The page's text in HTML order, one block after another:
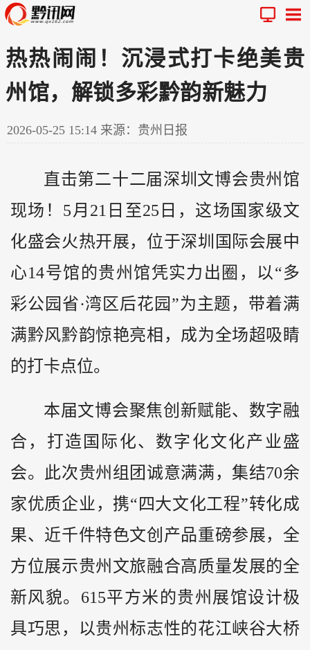
热热闹闹！沉浸式打卡绝美贵
州馆，解锁多彩黔韵新魅力
2026-05-25 15:14 来源：贵州日报
直击第二十二届深圳文博会贵州 馆
现场！5月21日至25日，这场国家级文
化盛会火热开展，位于深圳国际会展中
心14号馆的贵州馆凭实力出圈，以“多
彩公园省·湾区后花园”为主题，带着满
满黔风黔韵惊艳亮相，成为全场超吸睛
的打卡点位。
本届文博会聚焦创新赋能、数字融
合，打造国际化、数字化文化产业盛
会。此次贵州组团诚意满满，集结70余
家优质企业，携“四大文化工程”转化成
果、近千件特色文创产品重磅参展，全
方位展示贵州文旅融合高质量发展的全
新风貌。615平方米的贵州展馆设计极
具巧思，以贵州标志性的花江峡谷大桥